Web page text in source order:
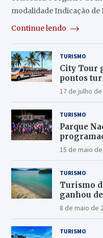
modalidade Indicação
Continue lendo
TURISMO
City Tour
pontos
17 de julho de
TURISMO
Parque
15 de maio
TURISMO
Turismo
ganhou
Latin
8 de maio de
TURISMO